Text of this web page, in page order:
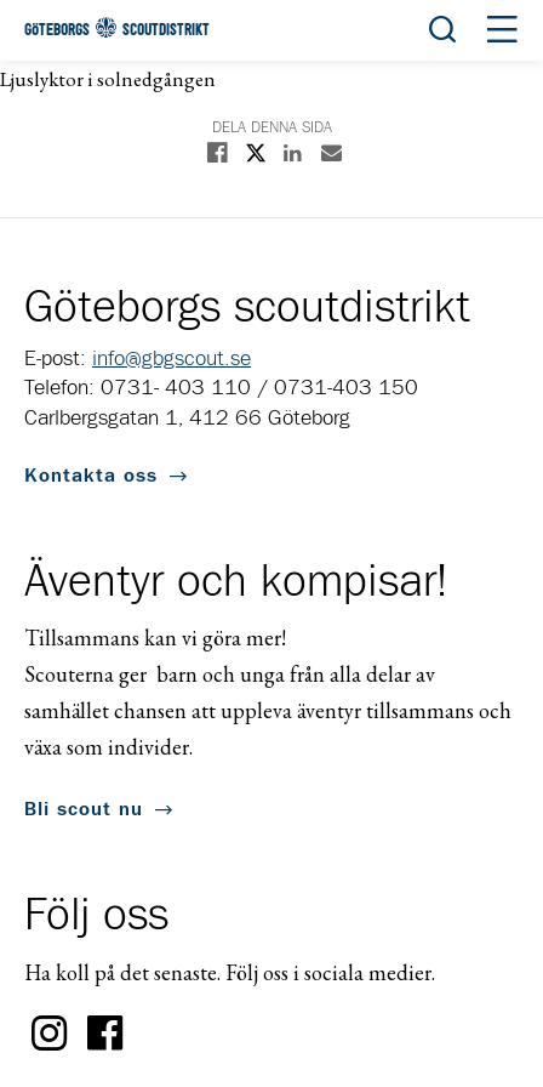
GÖTEBORGS SCOUTDISTRIKT Öppna
Ljuslyktor i solnedgången
DELA DENNA SIDA
Dela på Facebook
Dela på XDela på Linkedin
Dela med E-post
Göteborgs scoutdistrikt
E-post: info@gbgscout.se
Telefon: 0731- 403 110 / 0731-403 150
Carlbergsgatan 1, 412 66 Göteborg
Kontakta oss
Äventyr och kompisar!
Tillsammans kan vi göra mer!
Scouterna ger barn och unga från alla delar av
samhället chansen att uppleva äventyr tillsammans och
växa som individer.
Bli scout nu
Följ oss
Ha koll på det senaste. Följ oss i sociala medier.